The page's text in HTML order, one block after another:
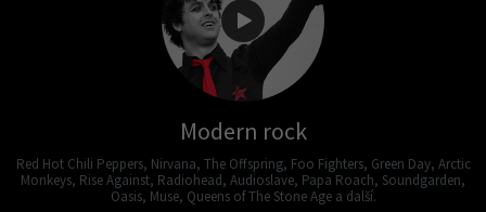
Modern rock
Red Hot Chili Peppers, Nirvana, The Offspring, Foo Fighters, Green Day, Arctic
Monkeys, Rise Against, Radiohead, Audioslave, Papa Roach, Soundgarden,
Oasis, Muse, Queens of The Stone Age a další.